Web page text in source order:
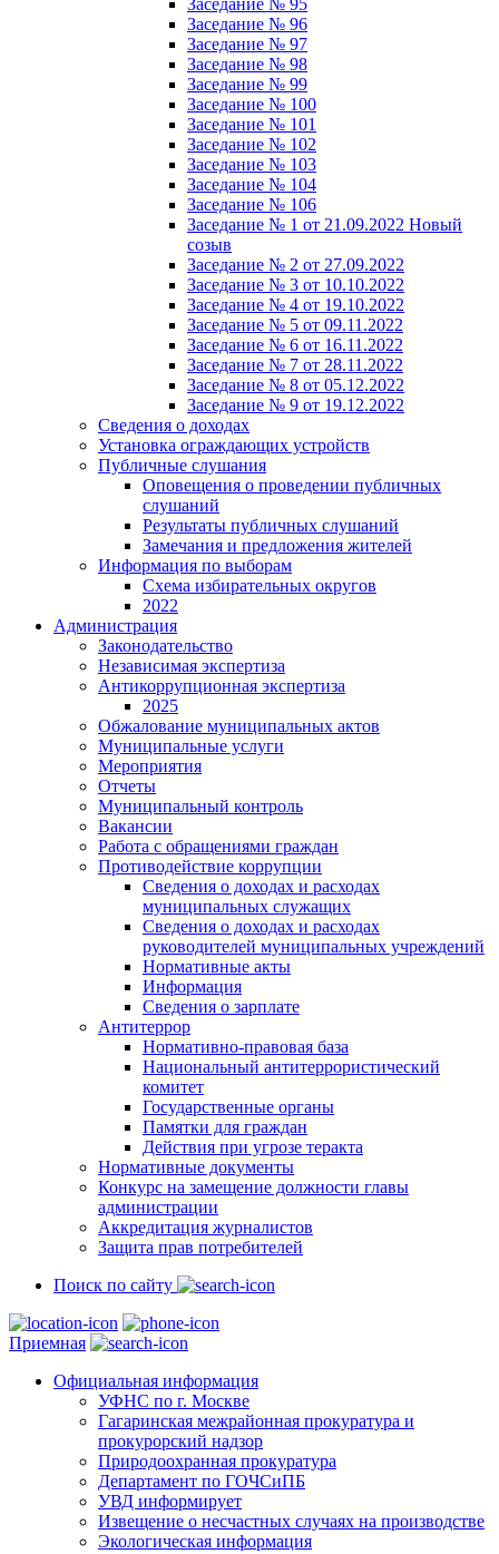
Заседание № 95
Заседание № 96
Заседание № 97
Заседание № 98
Заседание № 99
Заседание № 100
Заседание № 101
Заседание № 102
Заседание № 103
Заседание № 104
Заседание № 106
Заседание № 1 от 21.09.2022 Новый
созыв
Заседание № 2 от 27.09.2022
Заседание № 3 от 10.10.2022
Заседание № 4 от 19.10.2022
Заседание № 5 от 09.11.2022
Заседание № 6 от 16.11.2022
Заседание № 7 от 28.11.2022
Заседание № 8 от 05.12.2022
Заседание № 9 от 19.12.2022
Сведения о доходах
Установка ограждающих устройств
Публичные слушания
Оповещения о проведении публичных
слушаний
Результаты публичных слушаний
Замечания и предложения жителей
Информация по выборам
Схема избирательных округов
2022
Администрация
Законодательство
Независимая экспертиза
Антикоррупционная экспертиза
2025
Обжалование муниципальных актов
Муниципальные услуги
Мероприятия
Отчеты
Муниципальный контроль
Вакансии
Работа с обращениями граждан
Противодействие коррупции
Сведения о доходах и расходах
муниципальных служащих
Сведения о доходах и расходах
руководителей муниципальных учреждений
Нормативные акты
Информация
Сведения о зарплате
Антитеррор
Нормативно-правовая база
Национальный антитеррористический
комитет
Гоcударственные органы
Памятки для граждан
Действия при угрозе теракта
Нормативные документы
Конкурс на замещение должности главы
администрации
Аккредитация журналистов
Защита прав потребителей
Поиск по сайту
Приемная
Официальная информация
УФНС по г. Москве
Гагаринская межрайонная прокуратура и
прокурорский надзор
Природоохранная прокуратура
Департамент по ГОЧСиПБ
УВД информирует
Извещение о несчастных случаях на производстве
Экологическая информация